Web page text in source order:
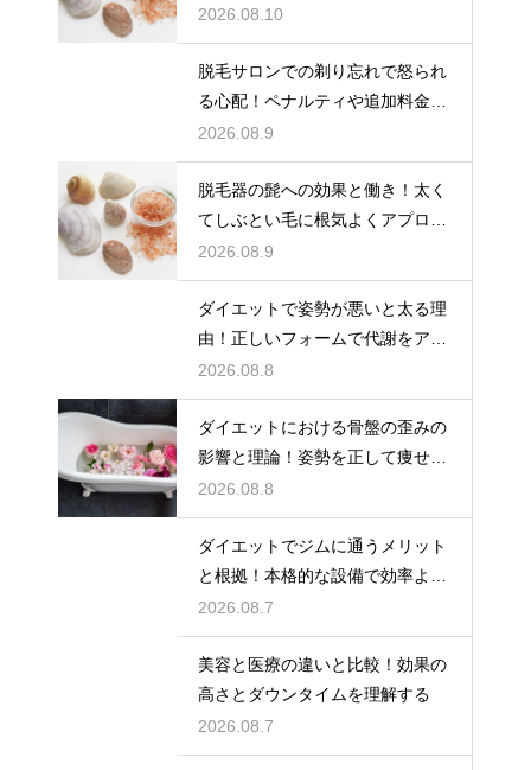
ケア
2026.08.10
脱毛サロンでの剃り忘れで怒られ
る心配！ペナルティや追加料金の
回避策
2026.08.9
脱毛器の髭への効果と働き！太く
てしぶとい毛に根気よくアプロー
チして清潔感を手に入れる
2026.08.9
ダイエットで姿勢が悪いと太る理
由！正しいフォームで代謝をアッ
プ
2026.08.8
ダイエットにおける骨盤の歪みの
影響と理論！姿勢を正して痩せ体
質へ
2026.08.8
ダイエットでジムに通うメリット
と根拠！本格的な設備で効率よく
鍛える
2026.08.7
美容と医療の違いと比較！効果の
高さとダウンタイムを理解する
2026.08.7